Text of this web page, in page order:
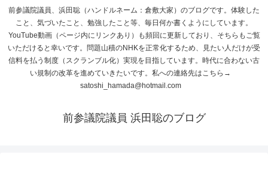
前参議院議員、浜田聡（ハンドルネーム：倉敷大家）のブログです。体験した
こと、気づいたこと、勉強したこと等、毎日何か書くようにしています。
YouTube動画（ページ内にリンクあり）も頻回に更新しており、そちらもご覧
いただけると幸いです。問題山積のNHKを正常化するため、見たい人だけが受
信料を払う制度（スクランブル化）実現を目指しています。時代に合わない古
い規制の改革を進めていきたいです。私への連絡先はこちら→
satoshi_hamada@hotmail.com
前参議院議員 浜田聡のブログ